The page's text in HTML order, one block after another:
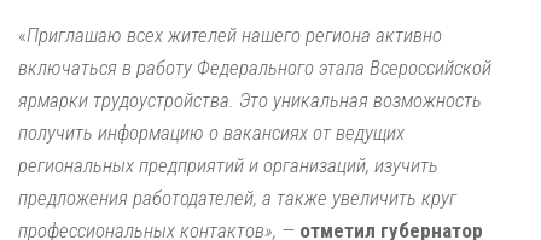
«Приглашаю всех жителей нашего региона активно
включаться в работу Федерального этапа Всероссийской
ярмарки трудоустройства. Это уникальная возможность
получить информацию о вакансиях от ведущих
региональных предприятий и организаций, изучить
предложения работодателей, а также увеличить круг
профессиональных контактов», — отметил губернатор